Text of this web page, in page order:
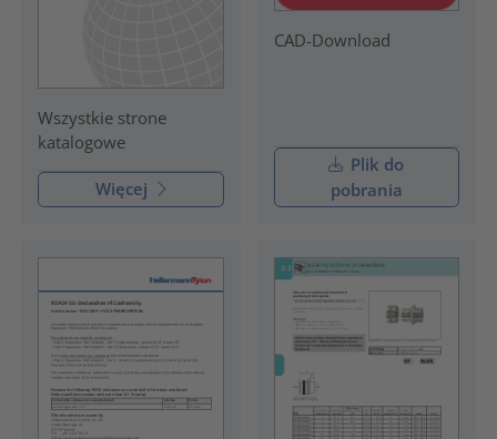
Wszystkie strone
katalogowe
Więcej
CAD-Download
Plik do
pobrania